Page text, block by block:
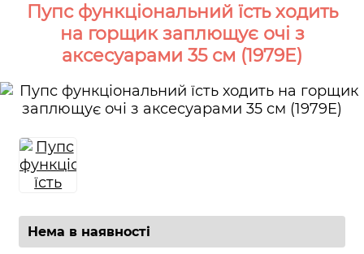
Пупс функціональний їсть ходить
на горщик заплющує очі з
аксесуарами 35 см (1979E)
Нема в наявності